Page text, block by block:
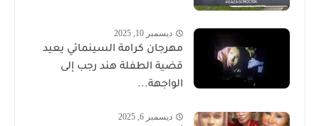
ديسمبر 10, 2025
مهرجان كرامة السينمائي يعيد
قضية الطفلة هند رجب إلى
الواجهة...
ديسمبر 6, 2025